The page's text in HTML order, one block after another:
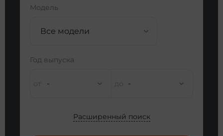
Модель
Все модели
Год выпуска
- -
Расширенный поиск